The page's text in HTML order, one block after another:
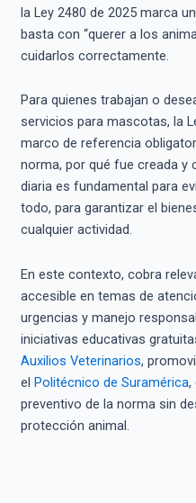
la Ley 2480 de 2025 marca
basta con “querer a los
cuidarlos correctamente.
Para quienes trabajan o
servicios para mascotas, la
marco de referencia
norma, por qué fue creada y
diaria es fundamental para
todo, para garantizar el
cualquier actividad.
En este contexto, cobra
accesible en temas de
urgencias y manejo
iniciativas educativas
Auxilios Veterinarios,
el Politécnico de Suramérica,
preventivo de la norma sin
protección animal.